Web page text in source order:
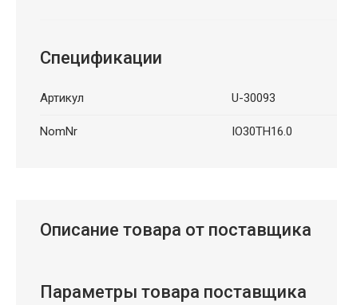
Спецификации
Артикул U-30093
NomNr IO30TH16.0
Описание товара от поставщика
Параметры товара поставщика